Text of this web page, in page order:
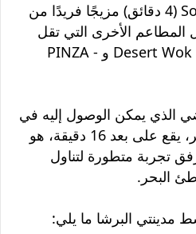
الأصيلة. يقدم Socialicious (4 دقائق) مزيجًا فريدًا من
المطاعم الأخرى التي تقل
عن 5 دقائق مطعم Desert Wok - JVC و PINZA -
الذي يمكن الوصول إليه في
غضون 18 دقيقة. خيار آخر، يقع على بعد 16 دقيقة، هو
تجربة متطورة لتناول
البحر.
البرشا ما يلي: